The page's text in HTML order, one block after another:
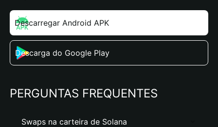
Descarregar Android APK
Descarga do Google Play
PERGUNTAS FREQUENTES
Swaps na carteira de Solana